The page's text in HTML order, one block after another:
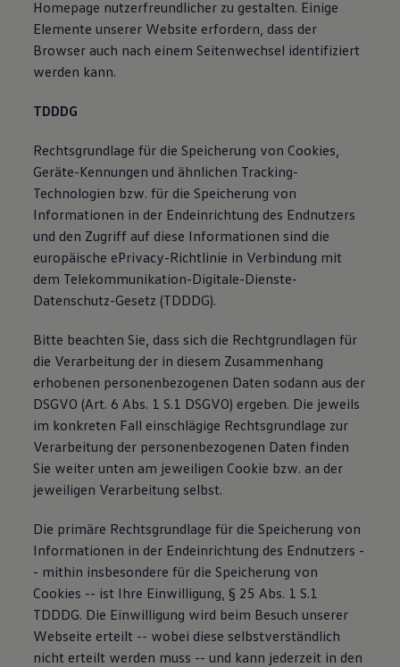
Homepage nutzerfreundlicher zu gestalten. Einige
Elemente unserer Website erfordern, dass der
Browser auch nach einem Seitenwechsel identifiziert
werden kann.
TDDDG
Rechtsgrundlage für die Speicherung von Cookies,
Geräte-Kennungen und ähnlichen Tracking-
Technologien bzw. für die Speicherung von
Informationen in der Endeinrichtung des Endnutzers
und den Zugriff auf diese Informationen sind die
europäische ePrivacy-Richtlinie in Verbindung mit
dem Telekommunikation-Digitale-Dienste-
Datenschutz-Gesetz (TDDDG).
Bitte beachten Sie, dass sich die Rechtgrundlagen für
die Verarbeitung der in diesem Zusammenhang
erhobenen personenbezogenen Daten sodann aus der
DSGVO (Art. 6 Abs. 1 S.1 DSGVO) ergeben. Die jeweils
im konkreten Fall einschlägige Rechtsgrundlage zur
Verarbeitung der personenbezogenen Daten finden
Sie weiter unten am jeweiligen Cookie bzw. an der
jeweiligen Verarbeitung selbst.
Die primäre Rechtsgrundlage für die Speicherung von
Informationen in der Endeinrichtung des Endnutzers -
- mithin insbesondere für die Speicherung von
Cookies -- ist Ihre Einwilligung, § 25 Abs. 1 S.1
TDDDG. Die Einwilligung wird beim Besuch unserer
Webseite erteilt -- wobei diese selbstverständlich
nicht erteilt werden muss -- und kann jederzeit in den